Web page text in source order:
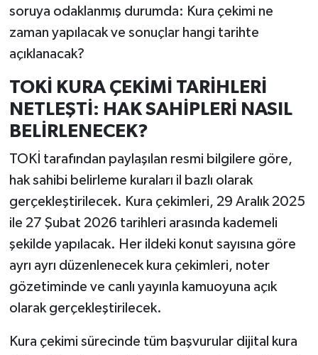
soruya odaklanmış durumda: Kura çekimi ne
zaman yapılacak ve sonuçlar hangi tarihte
açıklanacak?
TOKİ KURA ÇEKİMİ TARİHLERİ
NETLEŞTİ: HAK SAHİPLERİ NASIL
BELİRLENECEK?
TOKİ tarafından paylaşılan resmi bilgilere göre,
hak sahibi belirleme kuraları il bazlı olarak
gerçekleştirilecek. Kura çekimleri, 29 Aralık 2025
ile 27 Şubat 2026 tarihleri arasında kademeli
şekilde yapılacak. Her ildeki konut sayısına göre
ayrı ayrı düzenlenecek kura çekimleri, noter
gözetiminde ve canlı yayınla kamuoyuna açık
olarak gerçekleştirilecek.
Kura çekimi sürecinde tüm başvurular dijital kura